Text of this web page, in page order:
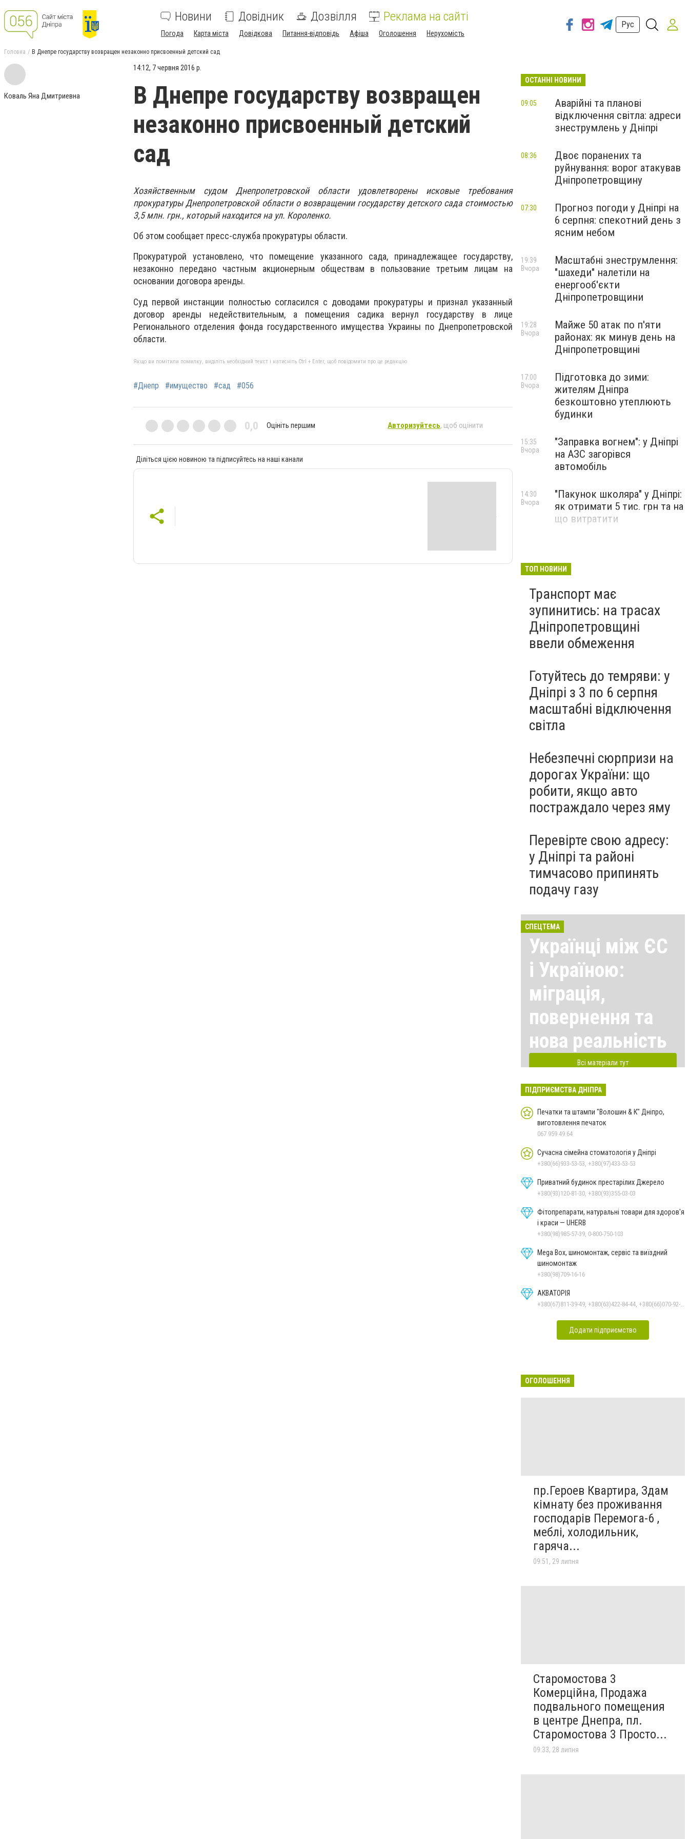
Новини Довідник Дозвілля Реклама на сайті
Погода Карта міста Довідкова Питання-відповідь Афіша Оголошення Нерухомість
Рус
Головна В Днепре государству возвращен незаконно присвоенный детский сад
Коваль Яна Дмитриевна
14:12, 7 червня 2016 р.
В Днепре государству возвращен
незаконно присвоенный детский
сад
Хозяйственным судом Днепропетровской области удовлетворены исковые требования
прокуратуры Днепропетровской области о возвращении государству детского сада стоимостью
3,5 млн. грн., который находится на ул. Короленко.
Об этом сообщает пресс-служба прокуратуры области.
Прокуратурой установлено, что помещение указанного сада, принадлежащее государству,
незаконно передано частным акционерным обществам в пользование третьим лицам на
основании договора аренды.
Суд первой инстанции полностью согласился с доводами прокуратуры и признал указанный
договор аренды недействительным, а помещения садика вернул государству в лице
Регионального отделения фонда государственного имущества Украины по Днепропетровской
области.
Якщо ви помітили помилку, виділіть необхідний текст і натисніть Ctrl + Enter, щоб повідомити про це редакцію
#Днепр #имущество #сад #056
0,0 Оцініть першим Авторизуйтесь, щоб оцінити
Діліться цією новиною та підписуйтесь на наші канали
ОСТАННІ НОВИНИ
Аварійні та планові
відключення світла: адреси
знеструмлень у Дніпрі
09:05
Двоє поранених та
руйнування: ворог атакував
Дніпропетровщину
08:36
Прогноз погоди у Дніпрі на
6 серпня: спекотний день з
ясним небом
07:30
Масштабні знеструмлення:
"шахеди" налетіли на
енергооб'єкти
Дніпропетровщини
19:39
Вчора
Майже 50 атак по п'яти
районах: як минув день на
Дніпропетровщині
19:28
Вчора
Підготовка до зими:
жителям Дніпра
безкоштовно утеплюють
будинки
17:00
Вчора
"Заправка вогнем": у Дніпрі
на АЗС загорівся
автомобіль
15:35
Вчора
"Пакунок школяра" у Дніпрі:
як отримати 5 тис. грн та на
що витратити
14:30
Вчора
ТОП НОВИНИ
Транспорт має
зупинитись: на трасах
Дніпропетровщині
ввели обмеження
Готуйтесь до темряви: у
Дніпрі з 3 по 6 серпня
масштабні відключення
світла
Небезпечні сюрпризи на
дорогах України: що
робити, якщо авто
постраждало через яму
Перевірте свою адресу:
у Дніпрі та районі
тимчасово припинять
подачу газу
СПЕЦТЕМА
Українці між ЄС
і Україною:
міграція,
повернення та
нова реальність
Всі матеріали тут
ПІДПРИЄМСТВА ДНІПРА
Печатки та штампи "Волошин & К" Дніпро,
виготовлення печаток
067 959 49 64
Сучасна сімейна стоматологія у Дніпрі
+380(66)933-53-53, +380(97)433-53-53
Приватний будинок престарілих Джерело
+380(93)120-81-30, +380(93)355-03-03
Фітопрепарати, натуральні товари для здоров'я
і краси — UHERB
+380(98)985-57-39, 0-800-750-103
Mega Box, шиномонтаж, сервіс та виїздний
шиномонтаж
+380(98)709-16-16
АКВАТОРІЯ
Додати підприємство
ОГОЛОШЕННЯ
пр.Героев Квартира, Здам
кімнату без проживання
господарів Перемога-6 ,
меблі, холодильник,
гаряча...
09:51, 29 липня
Старомостова 3
Комерційна, Продажа
подвального помещения
в центре Днепра, пл.
Старомостова 3 Просто...
09:33, 28 липня